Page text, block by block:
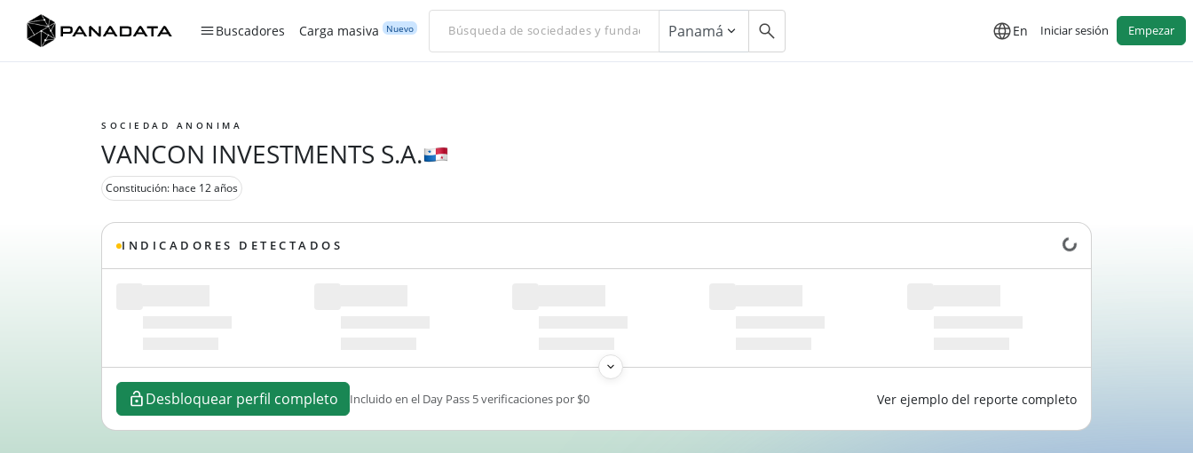
Buscadores Carga masiva Nuevo Panamá En Iniciar sesión Empezar
SOCIEDAD ANONIMA
VANCON INVESTMENTS S.A.
Constitución: hace 12 años
INDICADORES DETECTADOS Cargando datos...
Desbloquear perfil completo Incluido en el Day Pass 5 verificaciones por $0 Ver ejemplo del reporte completo